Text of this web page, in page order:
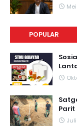
POPULAR
Parit